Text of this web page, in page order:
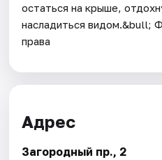
остаться на крыше,
насладиться видом.&bull;
права
Адрес
Загородный пр., 2